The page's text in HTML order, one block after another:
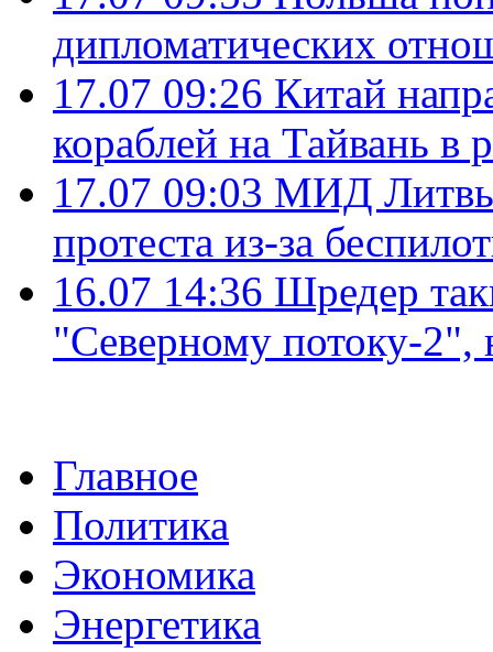
дипломатических
17.07 09:26 Китай
кораблей на Тайвань в
17.07 09:03 МИД Литвы
протеста из-за
16.07 14:36 Шредер
"Северному потоку-2",
Главное
Политика
Экономика
Энергетика